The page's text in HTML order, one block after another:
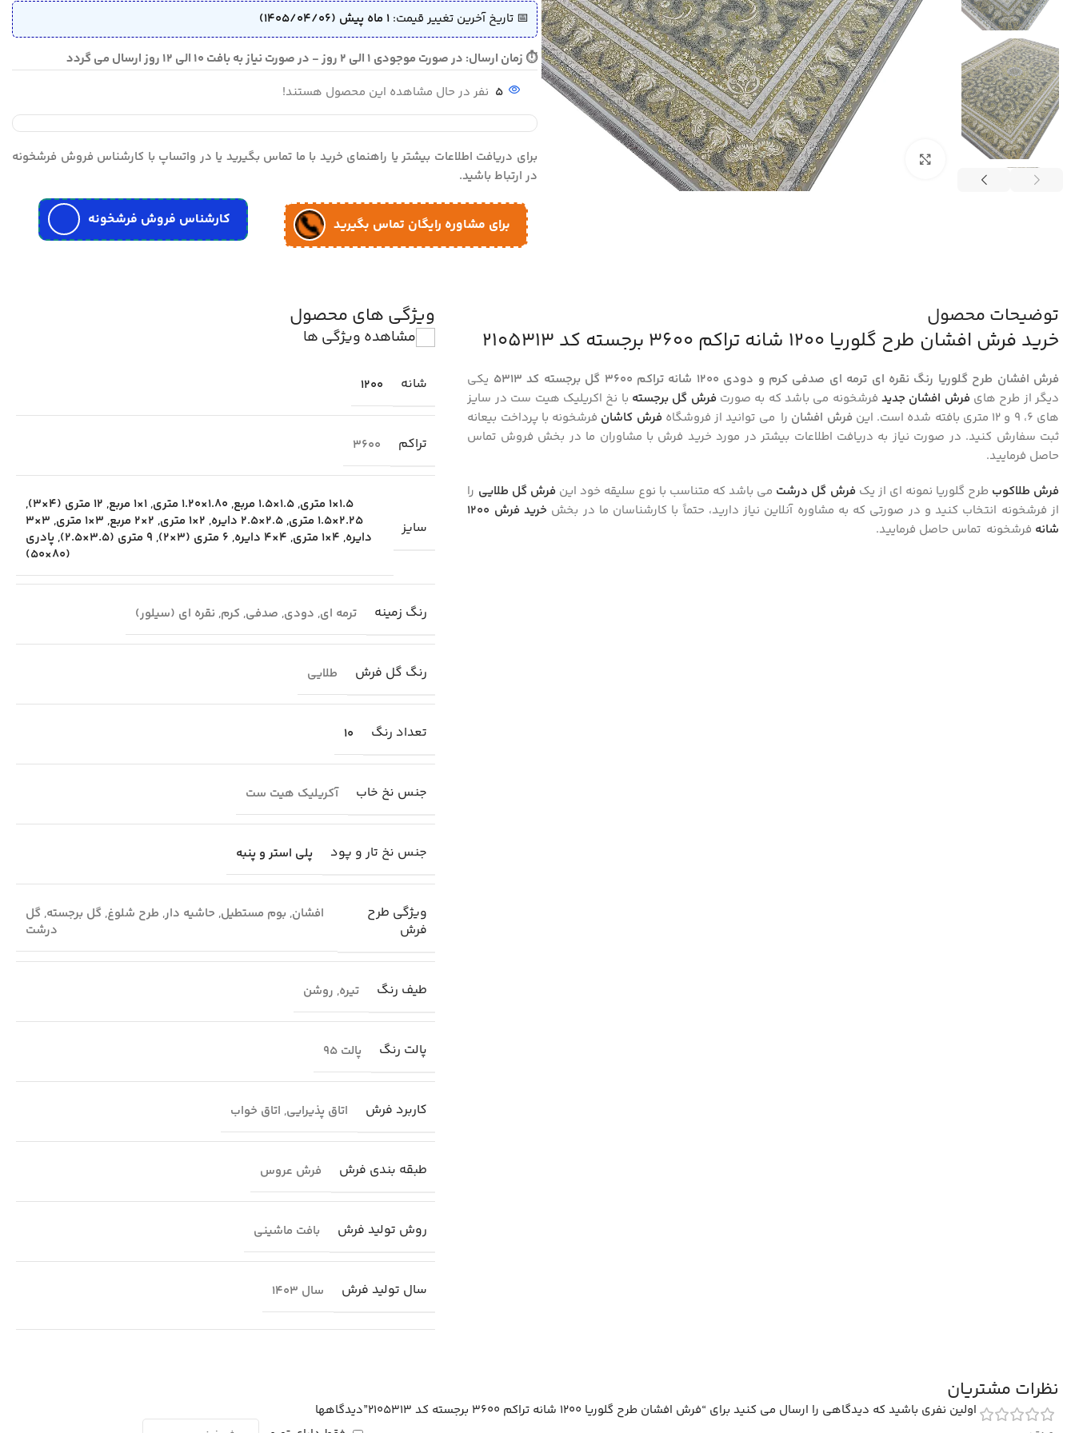
بزرگنمایی تصویر
📅 تاریخ آخرین تغییر قیمت: 1 ماه پیش (1405/04/06)
⏱ زمان ارسال: در صورت موجودی 1 الی 2 روز - در صورت نیاز به بافت 10 الی 12 روز ارسال می گردد
5 نفر در حال مشاهده این محصول هستند!
برای دریافت اطلاعات بیشتر یا راهنمای خرید با ما تماس بگیرید یا در واتساپ با کارشناس فروش فرشخونه
در ارتباط باشید.
برای مشاوره رایگان تماس بگیرید کارشناس فروش فرشخونه
توضیحات محصول
خرید فرش افشان طرح گلوریا 1200 شانه تراکم 3600 برجسته کد 2105313
فرش افشان طرح گلوریا رنگ نقره ای ترمه ای صدفی کرم و دودی 1200 شانه تراکم 3600 گل برجسته کد 5313
یکی
دیگر از طرح های فرش افشان جدید فرشخونه می باشد که به صورت فرش گل برجسته با نخ اکریلیک هیت ست در سایز
های 6، 9 و 12 متری بافته شده است. این
فرش افشان را می توانید از فروشگاه فرش کاشان فرشخونه با پرداخت بیعانه
ثبت سفارش کنید. در صورت نیاز به دریافت اطلاعات بیشتر در مورد خرید فرش با مشاوران ما در بخش فروش تماس
حاصل فرمایید.
فرش طلاکوب طرح گلوریا نمونه ای از یک فرش گل درشت می باشد که متناسب با نوع سلیقه خود این فرش گل طلایی را
از فرشخونه انتخاب کنید و در صورتی که به مشاوره آنلاین نیاز دارید، حتماً با کارشناسان ما در بخش
خرید فرش 1200
شانه فرشخونه تماس حاصل فرمایید.
ویژگی های محصول
مشاهده ویژگی ها
شانه 1200
تراکم 3600
سایز
1.5×1 متری ,1.5×1.5 مربع , 1.80×1.20 متری ,1×1 مربع , 12 متری (4×3)
,
2.25×1.5 متری
,2.5×2.5 دایره , 2×1 متری , 2×2 مربع , 3×1 متری ,
3×3
دایره, 4×1 متری , 4×4 دایره , 6 متری (3×2) , 9 متری (3.5×2.5) ,پادری
(80×50)
رنگ زمینه ترمه ای, دودی, صدفی, کرم, نقره ای (سیلور)
رنگ گل فرش طلایی
تعداد رنگ 10
جنس نخ خاب آکریلیک هیت ست
جنس نخ تار و پود پلی استر و پنبه
ویژگی طرح
فرش
افشان, بوم مستطیل, حاشیه دار, طرح شلوغ, گل برجسته, گل
درشت
طیف رنگ تیره, روشن
پالت رنگ پالت 95
کاربرد فرش اتاق پذیرایی, اتاق خواب
طبقه بندی فرش فرش عروس
روش تولید فرش بافت ماشینی
سال تولید فرش سال 1403
نظرات مشتریان
دیدگاهها
اولین نفری باشید که دیدگاهی را ارسال می کنید برای “فرش افشان طرح گلوریا 1200 شانه تراکم 3600 برجسته کد 2105313”